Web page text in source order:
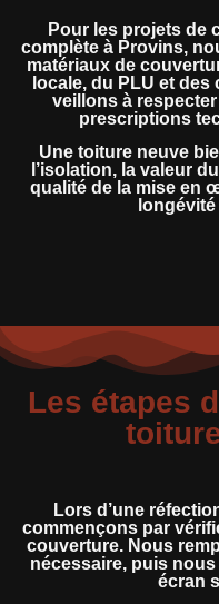
Pour les projets de
complète à Provins,
matériaux de
locale, du PLU et
veillons à
prescriptions
Une toiture neuve
l’isolation, la valeur
qualité de la mise en
Les étapes
Lors d’une
commençons par
couverture. Nous
nécessaire, puis
écran